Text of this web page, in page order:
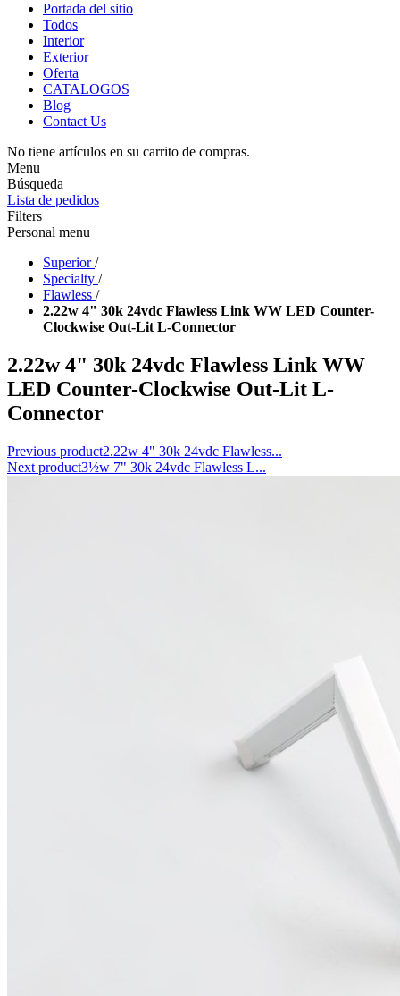
Portada del sitio
Todos
Interior
Exterior
Oferta
CATALOGOS
Blog
Contact Us
No tiene artículos en su carrito de compras.
Menu
Búsqueda
Lista de pedidos
Filters
Personal menu
Superior /
Specialty /
Flawless /
2.22w 4" 30k 24vdc Flawless Link WW LED Counter-
Clockwise Out-Lit L-Connector
2.22w 4" 30k 24vdc Flawless Link WW
LED Counter-Clockwise Out-Lit L-
Connector
Previous product2.22w 4" 30k 24vdc Flawless...
Next product3½w 7" 30k 24vdc Flawless L...